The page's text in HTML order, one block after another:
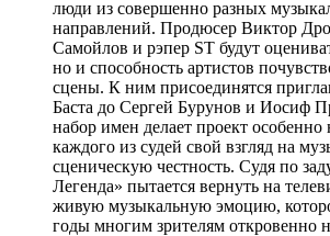
люди из совершенно разных
направлений. Продюсер Виктор
Самойлов и рэпер ST будут
но и способность артистов
сцены. К ним присоединятся
Баста до Сергей Бурунов и Иосиф
набор имен делает проект
каждого из судей свой взгляд на
сценическую честность. Судя по
Легенда» пытается вернуть на
живую музыкальную эмоцию,
годы многим зрителям откровенно